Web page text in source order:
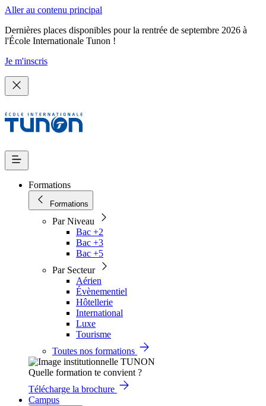
Aller au contenu principal
Dernières places disponibles pour la rentrée de septembre 2026 à
l'École Internationale Tunon !
Je m'inscris
Formations
Formations
Par Niveau
Bac +2
Bac +3
Bac +5
Par Secteur
Aérien
Évènementiel
Hôtellerie
International
Luxe
Tourisme
Toutes nos formations
Quelle formation te convient ?
Télécharge la brochure
Campus